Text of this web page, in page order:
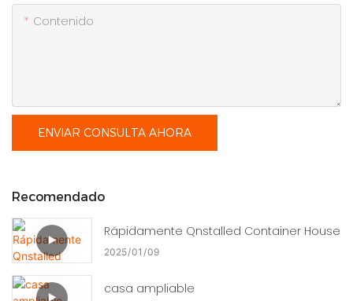
Contenido
ENVIAR CONSULTA AHORA
Recomendado
Rápidamente Qnstalled Container House
2025 01 09
casa ampliable